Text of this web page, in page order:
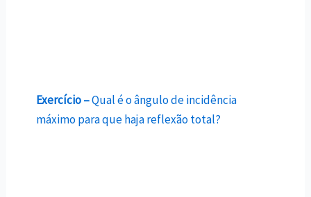
Exercício –Qual é o ângulo de incidência
máximo para que haja reflexão total?